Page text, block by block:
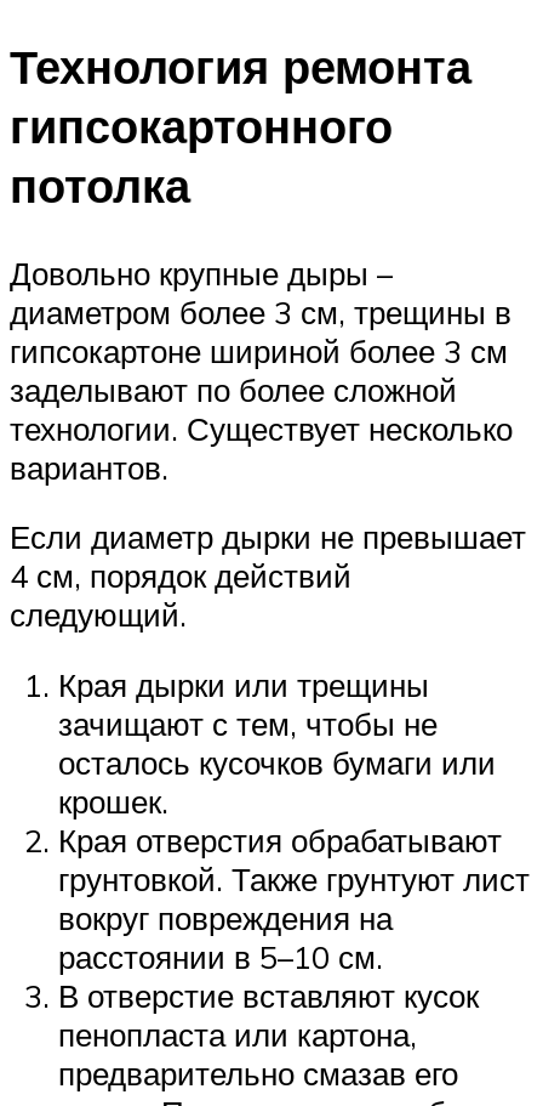
Технология ремонта
гипсокартонного
потолка
Довольно крупные дыры –
диаметром более 3 см, трещины в
гипсокартоне шириной более 3 см
заделывают по более сложной
технологии. Существует несколько
вариантов.
Если диаметр дырки не превышает
4 см, порядок действий
следующий.
Края дырки или трещины
зачищают с тем, чтобы не
осталось кусочков бумаги или
крошек.
Края отверстия обрабатывают
грунтовкой. Также грунтуют лист
вокруг повреждения на
расстоянии в 5–10 см.
В отверстие вставляют кусок
пенопласта или картона,
предварительно смазав его